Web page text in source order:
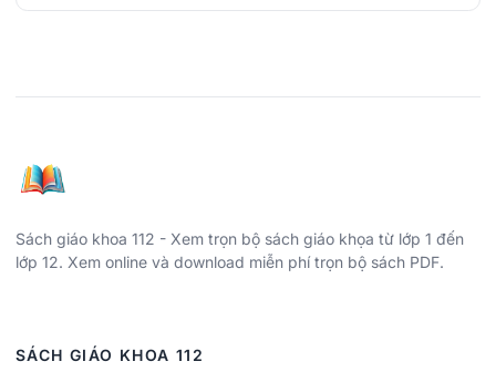
Sách giáo khoa 112 - Xem trọn bộ sách giáo khọa từ lớp 1 đến
lớp 12. Xem online và download miễn phí trọn bộ sách PDF.
SÁCH GIÁO KHOA 112